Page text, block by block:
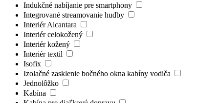
Indukčné nabíjanie pre smartphony
Integrované streamovanie hudby
Interiér Alcantara
Interiér celokožený
Interiér kožený
Interiér textil
Isofix
Izolačné zasklenie bočného okna kabíny vodiča
Jednolôžko
Kabína